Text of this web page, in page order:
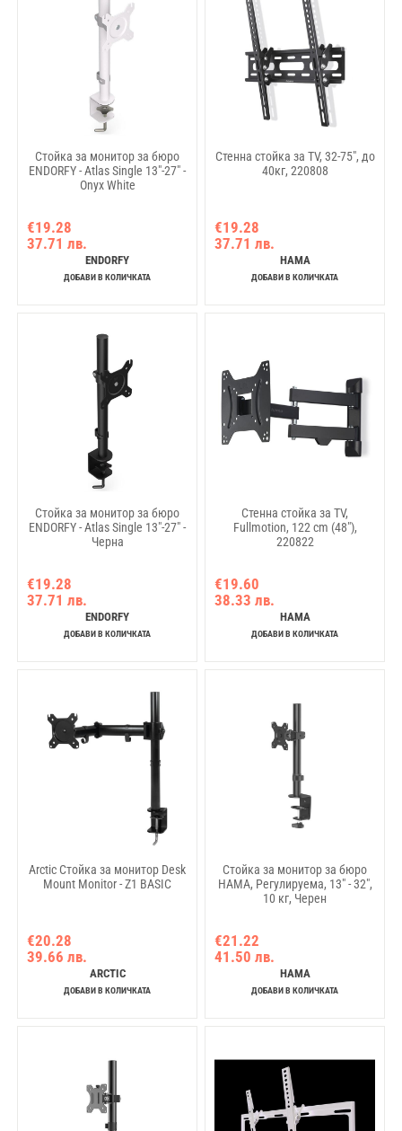
Стойка за монитор за бюро
ENDORFY - Atlas Single 13"-27" -
Onyx White
€19.28
37.71 лв.
ENDORFY
ДОБАВИ В КОЛИЧКАТА
Стенна стойка за TV, 32-75", до
40кг, 220808
€19.28
37.71 лв.
HAMA
ДОБАВИ В КОЛИЧКАТА
Стойка за монитор за бюро
ENDORFY - Atlas Single 13"-27" -
Черна
€19.28
37.71 лв.
ENDORFY
ДОБАВИ В КОЛИЧКАТА
Стенна стойка за TV,
Fullmotion, 122 cm (48"),
220822
€19.60
38.33 лв.
HAMA
ДОБАВИ В КОЛИЧКАТА
Arctic Стойка за монитор Desk
Mount Monitor - Z1 BASIC
€20.28
39.66 лв.
ARCTIC
ДОБАВИ В КОЛИЧКАТА
Стойка за монитор за бюро
HAMA, Регулируема, 13" - 32",
10 кг, Черен
€21.22
41.50 лв.
HAMA
ДОБАВИ В КОЛИЧКАТА